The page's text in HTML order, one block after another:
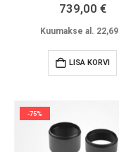
739,00 €
Kuumakse al. 22,69
LISA KORVI
-75%